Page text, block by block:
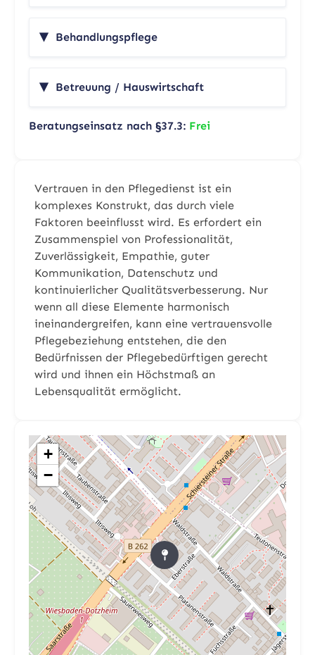
Behandlungspflege
Betreuung / Hauswirtschaft
Beratungseinsatz nach §37.3: Frei
Vertrauen in den Pflegedienst ist ein
komplexes Konstrukt, das durch viele
Faktoren beeinflusst wird. Es erfordert ein
Zusammenspiel von Professionalität,
Zuverlässigkeit, Empathie, guter
Kommunikation, Datenschutz und
kontinuierlicher Qualitätsverbesserung. Nur
wenn all diese Elemente harmonisch
ineinandergreifen, kann eine vertrauensvolle
Pflegebeziehung entstehen, die den
Bedürfnissen der Pflegebedürftigen gerecht
wird und ihnen ein Höchstmaß an
Lebensqualität ermöglicht.
+
−